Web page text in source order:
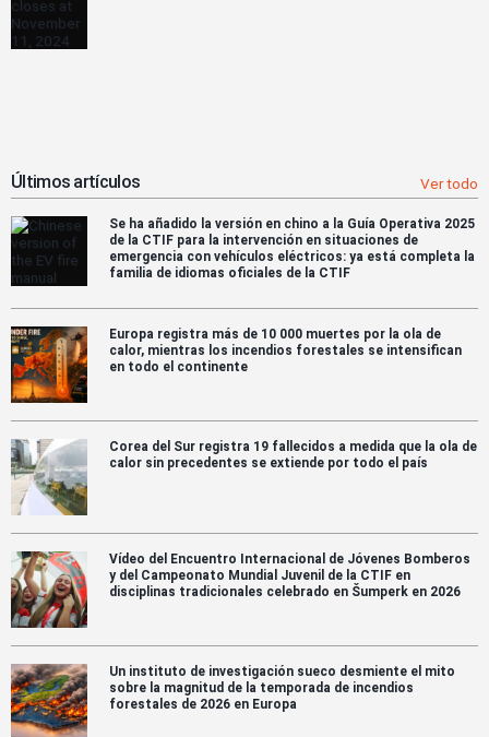
Últimos artículos Ver todo
Se ha añadido la versión en chino a la Guía Operativa 2025
de la CTIF para la intervención en situaciones de
emergencia con vehículos eléctricos: ya está completa la
familia de idiomas oficiales de la CTIF
Europa registra más de 10 000 muertes por la ola de
calor, mientras los incendios forestales se intensifican
en todo el continente
Corea del Sur registra 19 fallecidos a medida que la ola de
calor sin precedentes se extiende por todo el país
Vídeo del Encuentro Internacional de Jóvenes Bomberos
y del Campeonato Mundial Juvenil de la CTIF en
disciplinas tradicionales celebrado en Šumperk en 2026
Un instituto de investigación sueco desmiente el mito
sobre la magnitud de la temporada de incendios
forestales de 2026 en Europa